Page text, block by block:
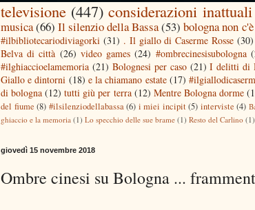
televisione (447) considerazioni inattuali
musica(66) Il silenzio della Bassa(53) bologna non
#ilbibliotecariodiviagorki (31) . Il giallo di Caserme Rosse (30)
Belva di città (26) video games (24) #ombrecinesisubologna
#ilghiaccioelamemoria (21) Bolognesi per caso (21) I delitti di
Giallo e dintorni (18) e la chiamano estate (17)
di bologna (12) tutti giù per terra (12) Mentre Bologna dorme
del fiume (8) #ilsilenziodellabassa (6) i miei incipit (5) interviste (4)
ghiaccio e la memoria (1) Lo specchio delle sue brame (1) Resto del Carlino (1)
giovedì 15 novembre 2018
Ombre cinesi su Bologna ...